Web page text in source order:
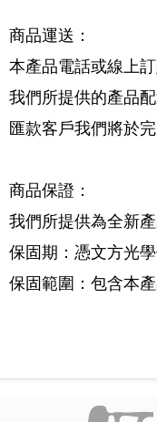
商品運送：
本產品電話或線上
我們所提供的產品
匯款客戶我們將於
商品保證：
我們所提供為全新
保固期：憑文方光
保固範圍：包含本